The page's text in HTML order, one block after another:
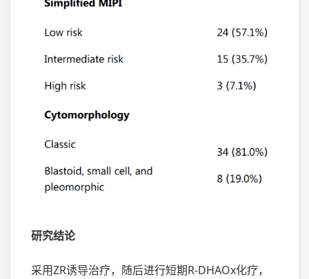
研究结论
采用ZR诱导治疗，随后进行短期R-DHAOx化疗，